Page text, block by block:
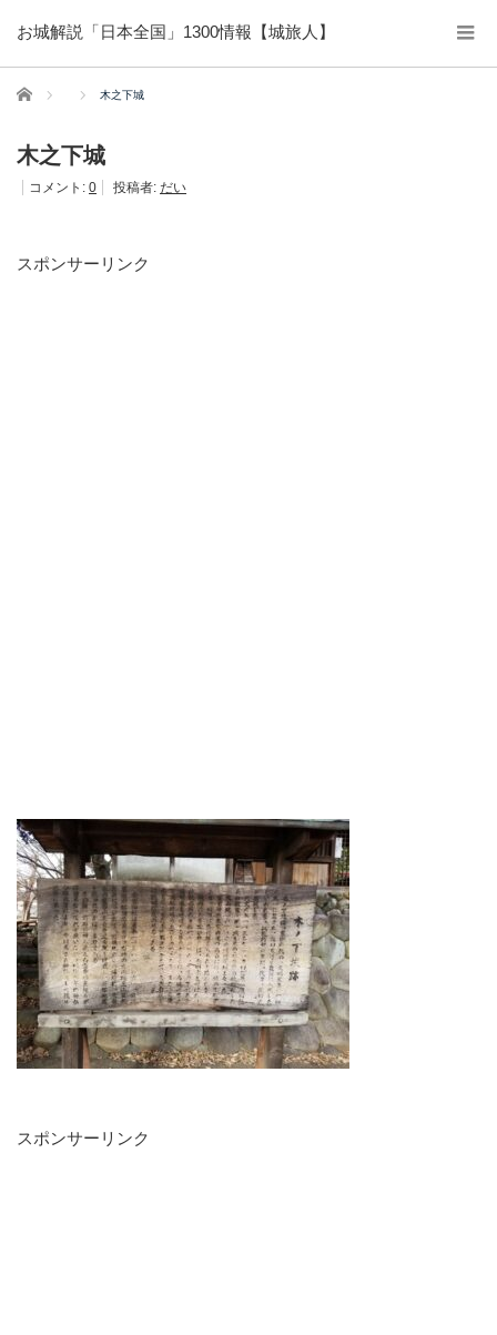
お城解説「日本全国」1300情報【城旅人】
ホーム 木之下城
木之下城
コメント: 0 投稿者: だい
スポンサーリンク
スポンサーリンク